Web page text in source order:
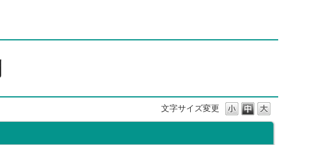
文字サイズ変更